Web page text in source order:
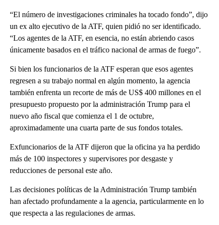
“El número de investigaciones criminales ha tocado fondo”, dijo
un ex alto ejecutivo de la ATF, quien pidió no ser identificado.
“Los agentes de la ATF, en esencia, no están abriendo casos
únicamente basados ​​en el tráfico nacional de armas de fuego”.
Si bien los funcionarios de la ATF esperan que esos agentes
regresen a su trabajo normal en algún momento, la agencia
también enfrenta un recorte de más de US$ 400 millones en el
presupuesto propuesto por la administración Trump para el
nuevo año fiscal que comienza el 1 de octubre,
aproximadamente una cuarta parte de sus fondos totales.
Exfuncionarios de la ATF dijeron que la oficina ya ha perdido
más de 100 inspectores y supervisores por desgaste y
reducciones de personal este año.
Las decisiones políticas de la Administración Trump también
han afectado profundamente a la agencia, particularmente en lo
que respecta a las regulaciones de armas.